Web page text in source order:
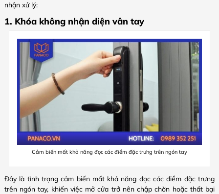
nhận xử lý:
1. Khóa không nhận diện vân tay
Cảm biến mất khả năng đọc các điểm đặc trưng trên ngón tay
Đây là tình trạng cảm biến mất khả năng đọc các điểm đặc trưng
trên ngón tay, khiến việc mở cửa trở nên chập chờn hoặc thất bại